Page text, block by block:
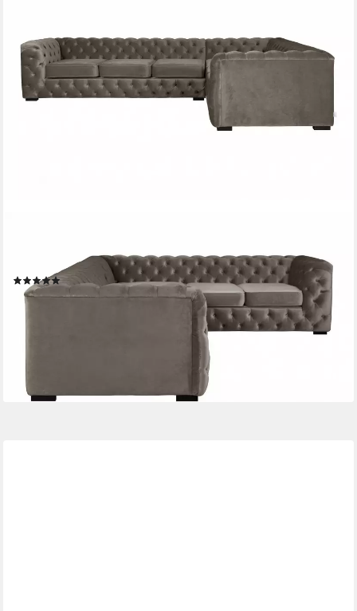
Ausführung
(2)
2.649,99 € UVP 2.999,99 €